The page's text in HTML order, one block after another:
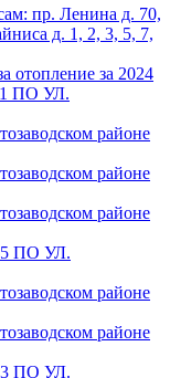
пр. Ленина д. 70,
д. 1, 2, 3, 5, 7,
отопление за 2024
ПО УЛ.
районе
районе
районе
ПО УЛ.
районе
районе
ПО УЛ.